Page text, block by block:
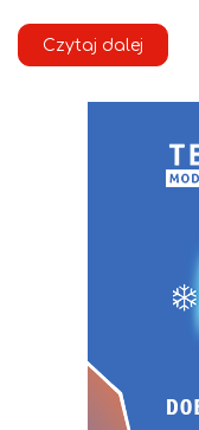
Czytaj dalej